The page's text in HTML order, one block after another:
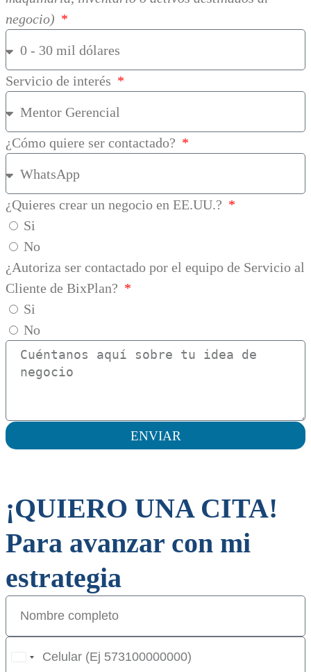
negocio)
Servicio de interés
¿Cómo quiere ser contactado?
¿Quieres crear un negocio en EE.UU.?
Si
No
¿Autoriza ser contactado por el equipo de Servicio al
Cliente de BixPlan?
Si
No
ENVIAR
¡QUIERO UNA CITA!
Para avanzar con mi
estrategia
United